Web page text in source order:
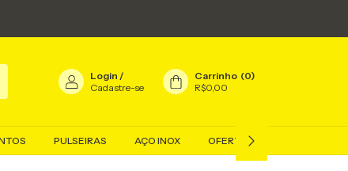
Login /
Cadastre-se
Carrinho (0)
R$0,00
PULSEIRAS AÇO INOX OFERTAS